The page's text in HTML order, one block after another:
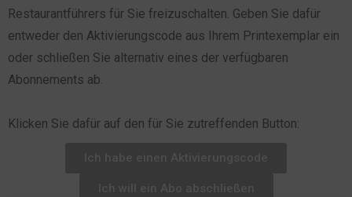
Restaurantführers für Sie freizuschalten. Geben Sie dafür
entweder den Aktivierungscode aus Ihrem Printexemplar ein
oder schließen Sie alternativ eines der verfügbaren
Abonnements ab.
Klicken Sie dafür auf den für Sie zutreffenden Button: